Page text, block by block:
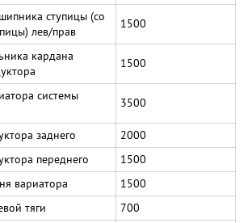
ступицы (со
лев/прав
1500
кардана
1500
системы
3500
заднего
2000
переднего
1500
вариатора
1500
тяги
700